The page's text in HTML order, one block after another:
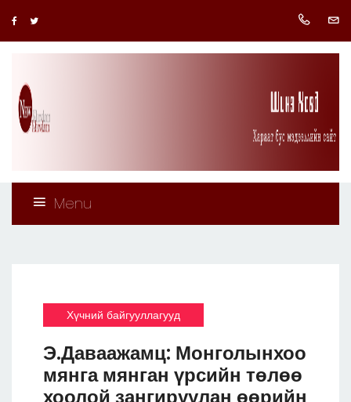
Menu
Хүчний байгууллагууд
Э.Даваажамц: Монголынхоо
мянга мянган үрсийн төлөө